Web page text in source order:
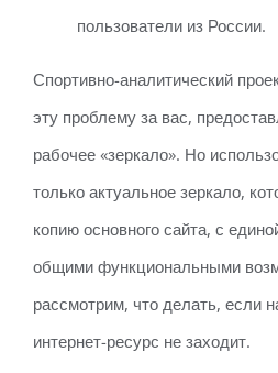
пользователи из России.
Спортивно-аналитический
эту проблему за вас,
рабочее «зеркало». Но
только актуальное зеркало,
копию основного сайта, с
общими функциональными
рассмотрим, что делать, если
интернет-ресурс не заходит.